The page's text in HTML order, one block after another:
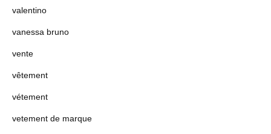
valentino
vanessa bruno
vente
vêtement
vétement
vetement de marque